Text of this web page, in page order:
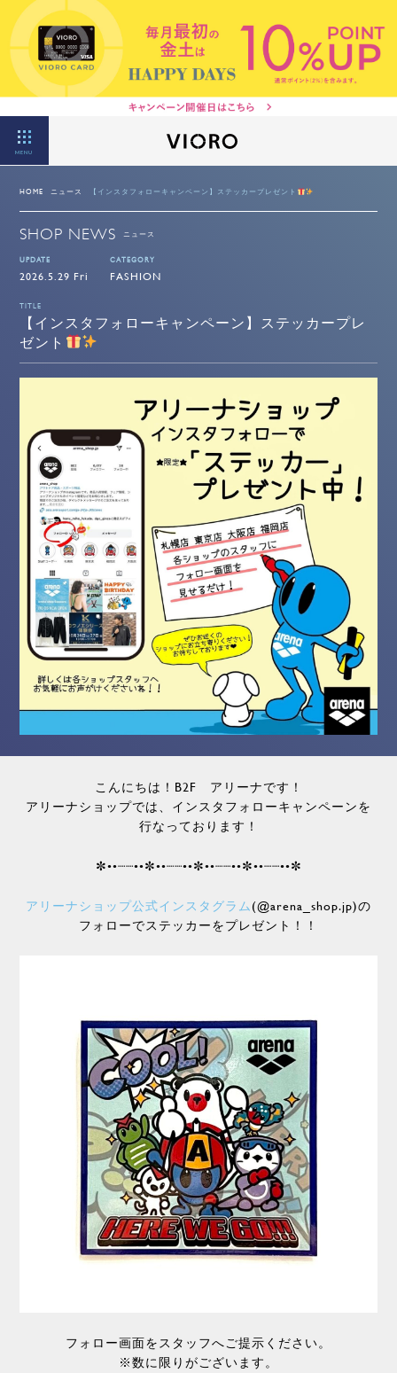
MENU
HOME ニュース 【インスタフォローキャンペーン】ステッカープレゼント
SHOP NEWS ニュース
UPDATE
2026.5.29 Fri
CATEGORY
FASHION
TITLE
【インスタフォローキャンペーン】ステッカープレ
ゼント
こんにちは！B2F アリーナです！
アリーナショップでは、インスタフォローキャンペーンを
行なっております！
✼••┈┈••✼••┈┈••✼••┈┈••✼••┈┈••✼
アリーナショップ公式インスタグラム(@arena_shop.jp)の
フォローでステッカーをプレゼント！！
フォロー画面をスタッフへご提示ください。
※数に限りがございます。